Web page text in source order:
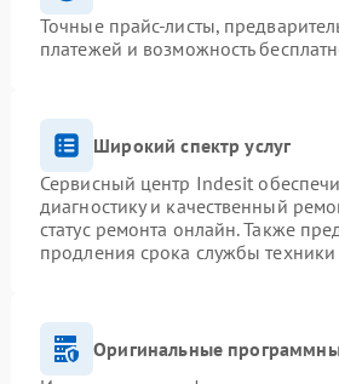
Точные прайс-листы,
платежей и возможность
Широкий спектр услуг
Сервисный центр Indesit
диагностику и качественный
статус ремонта онлайн. Также
продления срока службы техники
Оригинальные